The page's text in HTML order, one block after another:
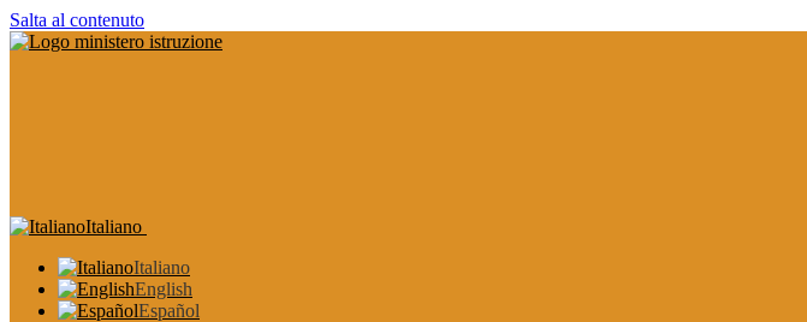
Salta al contenuto
Italiano
Italiano
English
Español